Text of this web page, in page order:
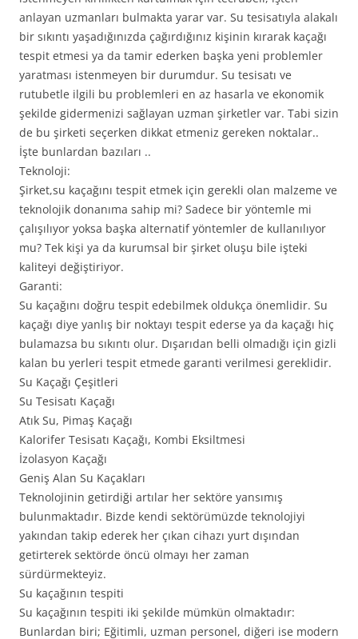
anlayan uzmanları bulmakta yarar var. Su tesisatıyla alakalı
bir sıkıntı yaşadığınızda çağırdığınız kişinin kırarak kaçağı
tespit etmesi ya da tamir ederken başka yeni problemler
yaratması istenmeyen bir durumdur. Su tesisatı ve
rutubetle ilgili bu problemleri en az hasarla ve ekonomik
şekilde gidermenizi sağlayan uzman şirketler var. Tabi sizin
de bu şirketi seçerken dikkat etmeniz gereken noktalar..
İşte bunlardan bazıları ..
Teknoloji:
Şirket,su kaçağını tespit etmek için gerekli olan malzeme ve
teknolojik donanıma sahip mi? Sadece bir yöntemle mi
çalışılıyor yoksa başka alternatif yöntemler de kullanılıyor
mu? Tek kişi ya da kurumsal bir şirket oluşu bile işteki
kaliteyi değiştiriyor.
Garanti:
Su kaçağını doğru tespit edebilmek oldukça önemlidir. Su
kaçağı diye yanlış bir noktayı tespit ederse ya da kaçağı hiç
bulamazsa bu sıkıntı olur. Dışarıdan belli olmadığı için gizli
kalan bu yerleri tespit etmede garanti verilmesi gereklidir.
Su Kaçağı Çeşitleri
Su Tesisatı Kaçağı
Atık Su, Pimaş Kaçağı
Kalorifer Tesisatı Kaçağı, Kombi Eksiltmesi
İzolasyon Kaçağı
Geniş Alan Su Kaçakları
Teknolojinin getirdiği artılar her sektöre yansımış
bulunmaktadır. Bizde kendi sektörümüzde teknolojiyi
yakından takip ederek her çıkan cihazı yurt dışından
getirterek sektörde öncü olmayı her zaman
sürdürmekteyiz.
Su kaçağının tespiti
Su kaçağının tespiti iki şekilde mümkün olmaktadır:
Bunlardan biri; Eğitimli, uzman personel, diğeri ise modern